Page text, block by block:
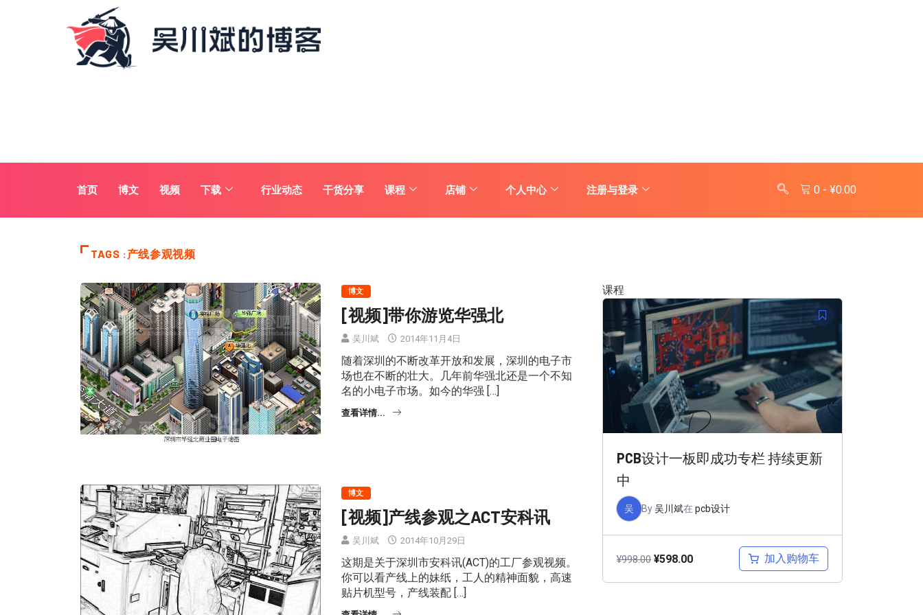
首页 博文 视频 下载 行业动态 干货分享 课程 店铺 个人中心 注册与登录 0 - ¥0.00
TAGS :产线参观视频
博文
[视频]带你游览华强北
吴川斌 2014年11月4日
随着深圳的不断改革开放和发展，深圳的电子市
场也在不断的壮大。几年前华强北还是一个不知
名的小电子市场。如今的华强 […]
查看详情...
博文
[视频]产线参观之ACT安科讯
吴川斌 2014年10月29日
这期是关于深圳市安科讯(ACT)的工厂参观视频。
你可以看产线上的妹纸，工人的精神面貌，高速
贴片机型号，产线装配 […]
课程
PCB设计一板即成功专栏 持续更新
中
吴 By吴川斌在 pcb设计
¥998.00 ¥598.00 加入购物车